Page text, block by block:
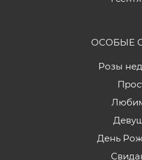
ОСОБЫЕ
Розы
День